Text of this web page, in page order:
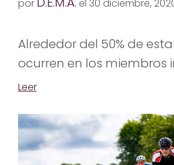
por el 30 diciembre,
Alrededor del 50% de
ocurren en los miembros
Leer